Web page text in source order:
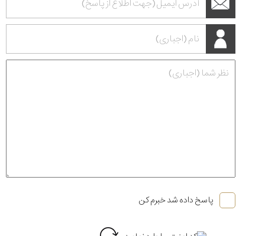
پاسخ داده شد خبرم کن